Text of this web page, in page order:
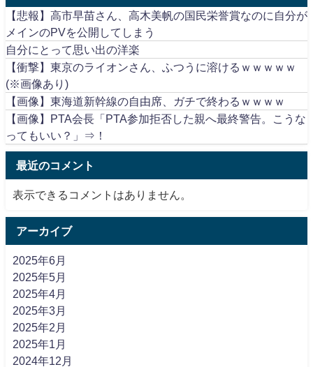
【悲報】高市早苗さん、高木美帆の国民栄誉賞なのに自分が
メインのPVを公開してしまう
自分にとって思い出の洋楽
【衝撃】東京のライオンさん、ふつうに溶けるｗｗｗｗｗ
(※画像あり)
【画像】東海道新幹線の自由席、ガチで終わるｗｗｗｗ
【画像】PTA会長「PTA参加拒否した親へ最終警告。こうな
ってもいい？」⇒！
最近のコメント
表示できるコメントはありません。
アーカイブ
2025年6月
2025年5月
2025年4月
2025年3月
2025年2月
2025年1月
2024年12月